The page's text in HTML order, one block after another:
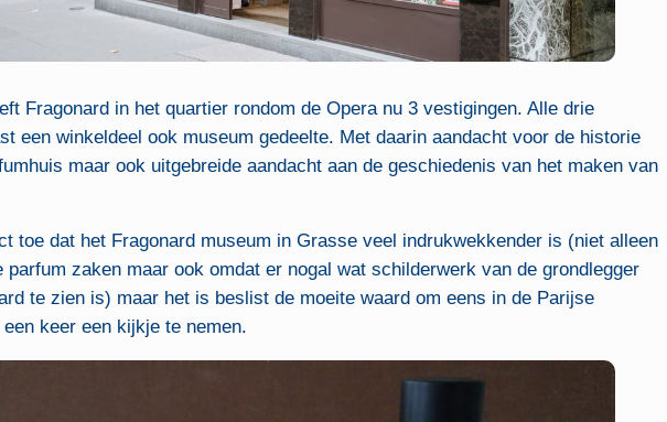
Fragonard in het quartier rondom de Opera nu 3 vestigingen. Alle drie
een winkeldeel ook museum gedeelte. Met daarin aandacht voor de historie
maar ook uitgebreide aandacht aan de geschiedenis van het maken van
toe dat het Fragonard museum in Grasse veel indrukwekkender is (niet alleen
parfum zaken maar ook omdat er nogal wat schilderwerk van de grondlegger
te zien is) maar het is beslist de moeite waard om eens in de Parijse
keer een kijkje te nemen.